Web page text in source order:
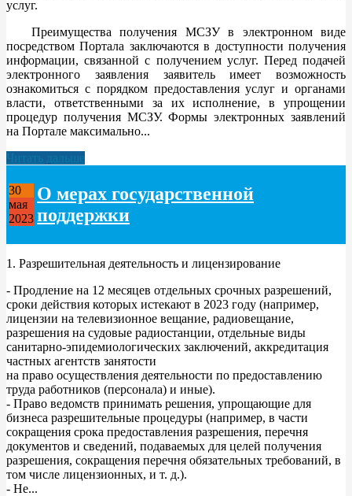
услуг.
Преимущества получения МСЗУ в электронном виде
посредством Портала заключаются в доступности получения
информации, связанной с получением услуг. Перед подачей
электронного заявления заявитель имеет возможность
ознакомиться с порядком предоставления услуг и органами
власти, ответственными за их исполнение, в упрощении
процедур получения МСЗУ. Формы электронных заявлений
на Портале максимально...
Читать дальше
30
мая
2023
О мерах государственной
поддержки
1. Разрешительная деятельность и лицензирование
- Продление на 12 месяцев отдельных срочных разрешений,
сроки действия которых истекают в 2023 году (например,
лицензии на телевизионное вещание, радиовещание,
разрешения на судовые радиостанции, отдельные виды
санитарно-эпидемиологических заключений, аккредитация
частных агентств занятости
на право осуществления деятельности по предоставлению
труда работников (персонала) и иные).
- Право ведомств принимать решения, упрощающие для
бизнеса разрешительные процедуры (например, в части
сокращения срока предоставления разрешения, перечня
документов и сведений, подаваемых для целей получения
разрешения, сокращения перечня обязательных требований, в
том числе лицензионных, и т. д.).
- Не...